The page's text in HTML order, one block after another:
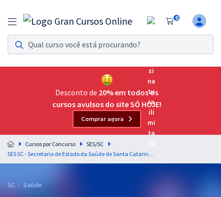
0
Assinatura Ilimitada 11
Acesso a todos os cursos. Teste grátis por 7 dias!
Assinatura OAB Até Passar
Acesso ilimitado a toda preparação para o Exame da
Residências Multiprofissionais
Preparação completa e intensiva para as principais
residências em saúde do Brasil
Desconto de 20% em todos os
cursos avulsos do site SÓ HOJE!
Comprar agora
Cursos por Concurso
SES/SC
SES SC - Secretaria de Estado da Saúde de Santa Catarina - Motorista (Pós-edital)
SC - Saúde